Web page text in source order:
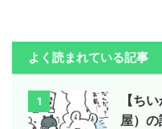
よく読まれている記事
1
【ち
屋）の